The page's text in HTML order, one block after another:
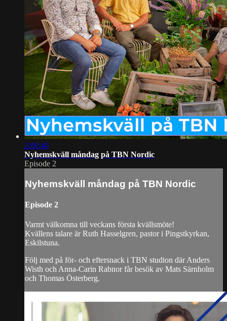
2:00:40
Nyhemskväll måndag på TBN Nordic
Episode 2
Nyhemskväll måndag på TBN Nordic
Episode 2
Varmt välkomna till veckans första kvällsmöte!
Kvällens talare är Ruth Hasselgren, pastor i Pingstkyrkan,
Eskilstuna.
Följ med på för- och eftersnack i TBN studion där Anders
Wisth och Anna-Carin Rabnor får besök av Mats Särnholm
och Thomas Österberg.